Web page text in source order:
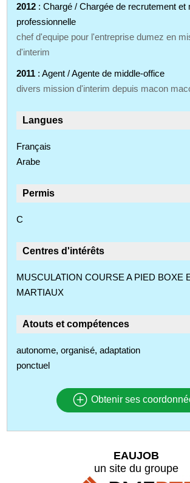
2012 : Chargé / Chargée de recrutement et
professionnelle
chef d'equipe pour l'entreprise dumez en
d'interim
2011 : Agent / Agente de middle-office
divers mission d'interim depuis macon
Langues
Français
Arabe
Permis
C
Centres d'intérêts
MUSCULATION COURSE A PIED BOXE
MARTIAUX
Atouts et compétences
autonome, organisé, adaptation
ponctuel
Obtenir ses
EAUJOB
un site du groupe